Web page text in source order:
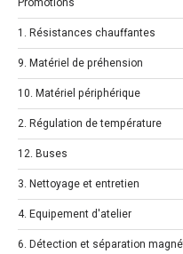
1. Résistances chauffantes
9. Matériel de préhension
10. Matériel périphérique
2. Régulation de température
12. Buses
3. Nettoyage et entretien
4. Equipement d'atelier
6. Détection et séparation